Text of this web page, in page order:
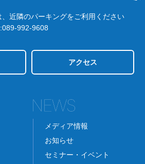
近隣のパーキングをご利用ください
992-9608
アクセス
メディア情報
お知らせ
セミナー・イベント